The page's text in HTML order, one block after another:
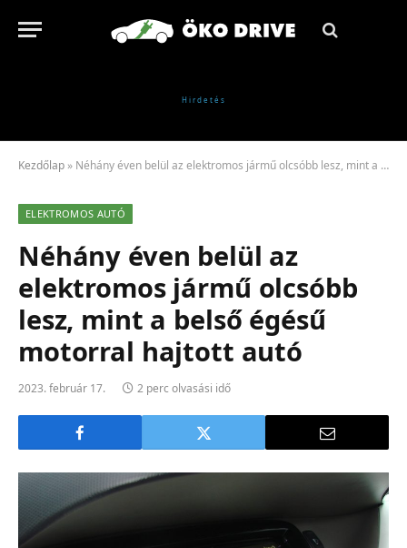
Kezdőlap » Néhány éven belül az elektromos jármű olcsóbb lesz, mint a belső égésű motorral hajtott autó
ELEKTROMOS AUTÓ
Néhány éven belül az
elektromos jármű olcsóbb
lesz, mint a belső égésű
motorral hajtott autó
2023. február 17. 2 perc olvasási idő